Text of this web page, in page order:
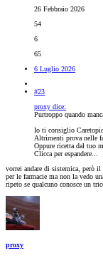
26 Febbraio 2026
54
6
65
6 Luglio 2026
#23
proxy dice:
Purtroppo quando
Io ti consiglio
Altrimenti prova nelle
Oppure ricetta dal tuo
Clicca per espandere...
vorrei andare di sistemica, però
per le farmacie ma non la vedo
ripeto se qualcuno conosce un
proxy